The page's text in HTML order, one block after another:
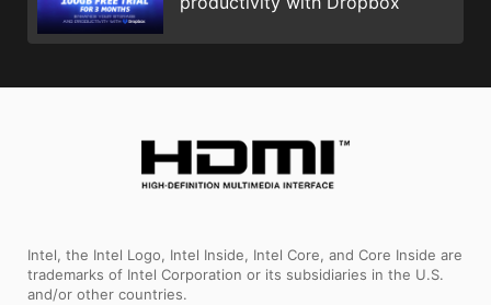
Intel, the Intel Logo, Intel Inside, Intel Core, and Core Inside are
trademarks of Intel Corporation or its subsidiaries in the U.S.
and/or other countries.